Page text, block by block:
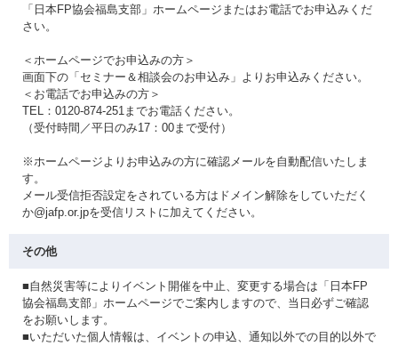
「日本FP協会福島支部」ホームページまたはお電話でお申込みくだ
さい。
＜ホームページでお申込みの方＞
画面下の「セミナー＆相談会のお申込み」よりお申込みください。
＜お電話でお申込みの方＞
TEL：0120-874-251までお電話ください。
（受付時間／平日のみ17：00まで受付）
※ホームページよりお申込みの方に確認メールを自動配信いたしま
す。
メール受信拒否設定をされている方はドメイン解除をしていただく
か@jafp.or.jpを受信リストに加えてください。
その他
■自然災害等によりイベント開催を中止、変更する場合は「日本FP
協会福島支部」ホームページでご案内しますので、当日必ずご確認
をお願いします。
■いただいた個人情報は、イベントの申込、通知以外での目的以外で